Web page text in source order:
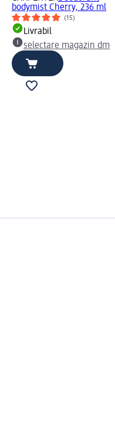
bodymist Cherry, 236 ml
(15)
Livrabil
selectare magazin dm